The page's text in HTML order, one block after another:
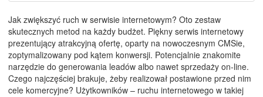
Jak zwiększyć ruch w serwisie internetowym? Oto zestaw
skutecznych metod na każdy budżet. Piękny serwis internetowy
prezentujący atrakcyjną ofertę, oparty na nowoczesnym CMSie,
zoptymalizowany pod kątem konwersji. Potencjalnie znakomite
narzędzie do generowania leadów albo nawet sprzedaży on-line.
Czego najczęściej brakuje, żeby realizował postawione przed nim
cele komercyjne? Użytkowników – ruchu internetowego w takiej